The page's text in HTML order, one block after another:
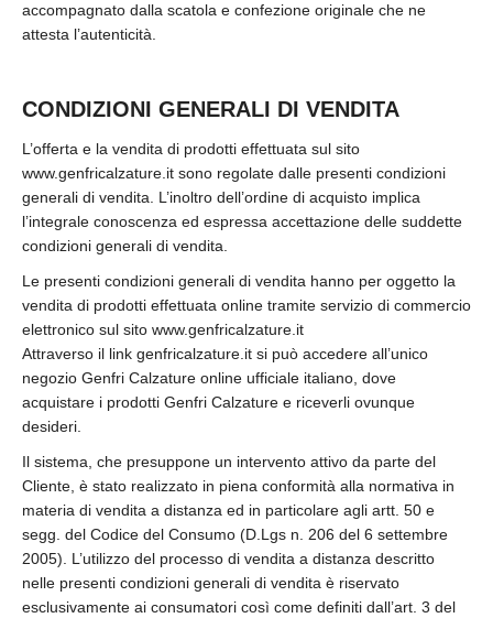
accompagnato dalla scatola e confezione originale che ne
attesta l’autenticità.
CONDIZIONI GENERALI DI VENDITA
L’offerta e la vendita di prodotti effettuata sul sito
www.genfricalzature.it sono regolate dalle presenti condizioni
generali di vendita. L’inoltro dell’ordine di acquisto implica
l’integrale conoscenza ed espressa accettazione delle suddette
condizioni generali di vendita.
Le presenti condizioni generali di vendita hanno per oggetto la
vendita di prodotti effettuata online tramite servizio di commercio
elettronico sul sito www.genfricalzature.it
Attraverso il link genfricalzature.it si può accedere all’unico
negozio Genfri Calzature online ufficiale italiano, dove
acquistare i prodotti Genfri Calzature e riceverli ovunque
desideri.
Il sistema, che presuppone un intervento attivo da parte del
Cliente, è stato realizzato in piena conformità alla normativa in
materia di vendita a distanza ed in particolare agli artt. 50 e
segg. del Codice del Consumo (D.Lgs n. 206 del 6 settembre
2005). L’utilizzo del processo di vendita a distanza descritto
nelle presenti condizioni generali di vendita è riservato
esclusivamente ai consumatori così come definiti dall’art. 3 del